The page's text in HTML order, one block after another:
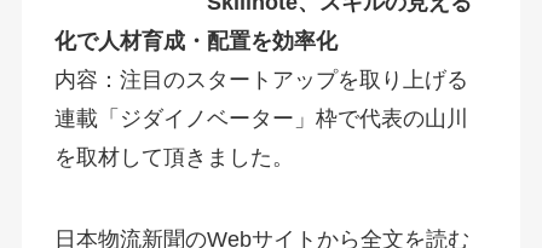
化で人材育成・配置を効率化
内容：注目のスタートアップを取り上げる
連載「ジダイノベーター」枠で代表の山川
を取材して頂きました。
日本物流新聞のWebサイトから全文を読む